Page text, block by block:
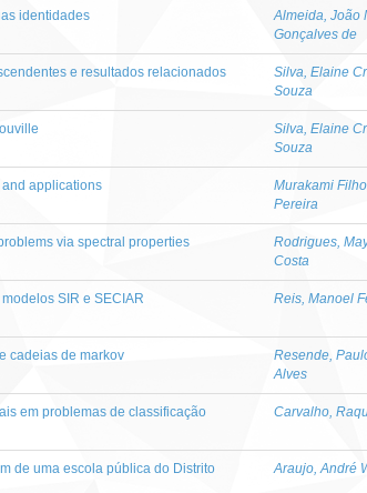
identidades
Almeida, João
Gonçalves de
e resultados relacionados
Silva, Elaine
Souza
Silva, Elaine
Souza
applications
Murakami
Pereira
via spectral properties
Rodrigues,
Costa
SIR e SECIAR Reis, Manoel
cadeias de markov
Resende,
Alves
em problemas de classificação
Carvalho,
de uma escola pública do Distrito
Araujo, André